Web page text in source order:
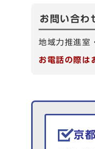
お問い合わ
地域力推進
お電話の際は
生活情報を
京